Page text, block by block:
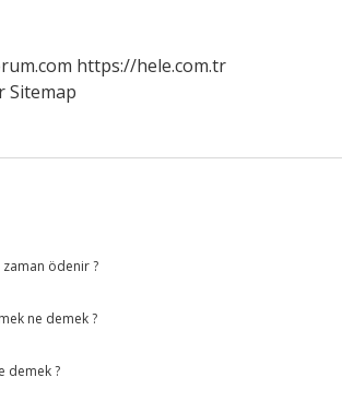
https://hele.com.tr
Sitemap
ödenir ?
ne demek ?
demek ?